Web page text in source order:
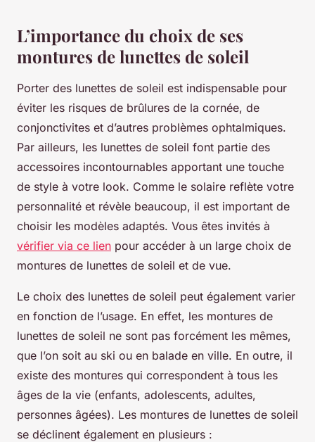
L’importance du choix de ses
montures de lunettes de soleil
Porter des lunettes de soleil est indispensable pour
éviter les risques de brûlures de la cornée, de
conjonctivites et d’autres problèmes ophtalmiques.
Par ailleurs, les lunettes de soleil font partie des
accessoires incontournables apportant une touche
de style à votre look. Comme le solaire reflète votre
personnalité et révèle beaucoup, il est important de
choisir les modèles adaptés. Vous êtes invités à
vérifier via ce lien pour accéder à un large choix de
montures de lunettes de soleil et de vue.
Le choix des lunettes de soleil peut également varier
en fonction de l’usage. En effet, les montures de
lunettes de soleil ne sont pas forcément les mêmes,
que l’on soit au ski ou en balade en ville. En outre, il
existe des montures qui correspondent à tous les
âges de la vie (enfants, adolescents, adultes,
personnes âgées). Les montures de lunettes de soleil
se déclinent également en plusieurs :